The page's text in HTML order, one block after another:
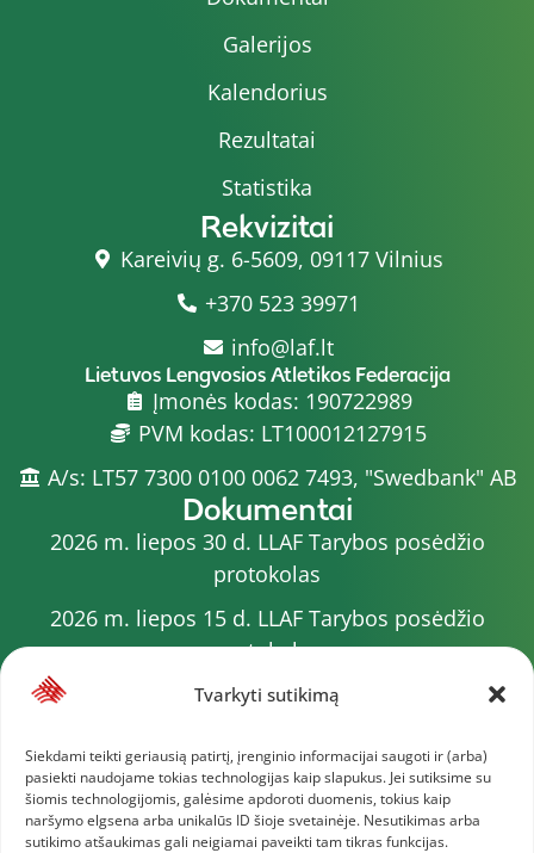
Tvarkyti sutikimą
Siekdami teikti geriausią patirtį, įrenginio informacijai saugoti ir (arba)
pasiekti naudojame tokias technologijas kaip slapukus. Jei sutiksime su
šiomis technologijomis, galėsime apdoroti duomenis, tokius kaip
naršymo elgsena arba unikalūs ID šioje svetainėje. Nesutikimas arba
sutikimo atšaukimas gali neigiamai paveikti tam tikras funkcijas.
Galerijos
Kalendorius
Rezultatai
Statistika
Rekvizitai
Kareivių g. 6-5609, 09117 Vilnius
+370 523 39971
info@laf.lt
Lietuvos Lengvosios Atletikos Federacija
Įmonės kodas: 190722989
PVM kodas: LT100012127915
A/s: LT57 7300 0100 0062 7493, "Swedbank" AB
Dokumentai
2026 m. liepos 30 d. LLAF Tarybos posėdžio
protokolas
2026 m. liepos 15 d. LLAF Tarybos posėdžio
protokolas
2026 m. liepos 20 d. LLAF VK posėdžio protokolas
2026 m. varžybų kalendorius
2026 m. liepos 4 d. LLAF Tarybos posėdžio